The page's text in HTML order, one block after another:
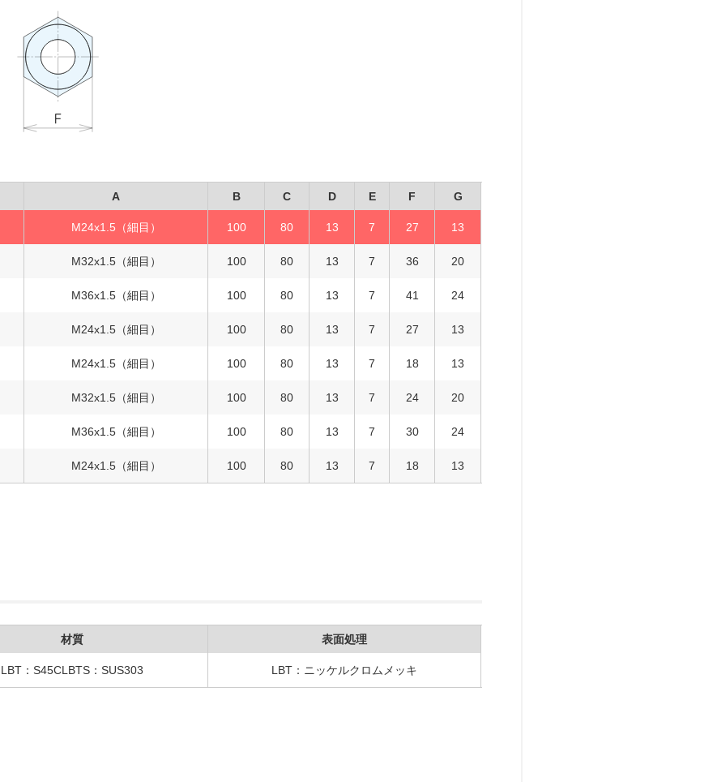
A B C D E F G
M24x1.5（細目） 100 80 13 7 27 13
M32x1.5（細目） 100 80 13 7 36 20
M36x1.5（細目） 100 80 13 7 41 24
M24x1.5（細目） 100 80 13 7 27 13
M24x1.5（細目） 100 80 13 7 18 13
M32x1.5（細目） 100 80 13 7 24 20
M36x1.5（細目） 100 80 13 7 30 24
M24x1.5（細目） 100 80 13 7 18 13
材質 表面処理
LBT：S45CLBTS：SUS303 LBT：ニッケルクロムメッキ